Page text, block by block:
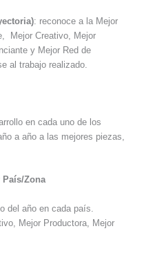
: reconoce a la Mejor
Mejor Creativo, Mejor
y Mejor Red de
al trabajo realizado.
en cada uno de los
a año a las mejores piezas,
País/Zona
del año en cada país.
Mejor Productora, Mejor